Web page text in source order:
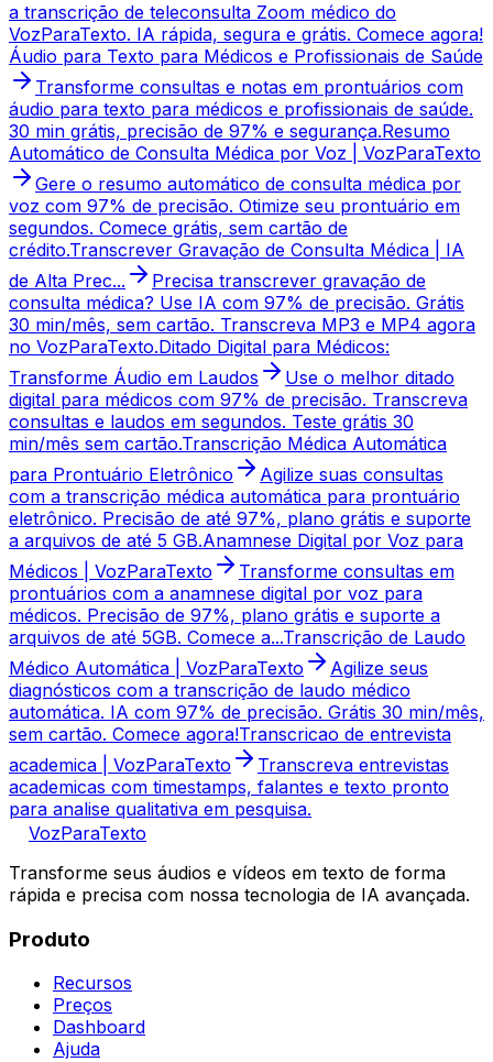
a transcrição de teleconsulta Zoom médico do
VozParaTexto. IA rápida, segura e grátis. Comece agora!
Áudio para Texto para Médicos e Profissionais de Saúde
Transforme consultas e notas em prontuários com
áudio para texto para médicos e profissionais de saúde.
30 min grátis, precisão de 97% e segurança.Resumo
Automático de Consulta Médica por Voz | VozParaTexto
Gere o resumo automático de consulta médica por
voz com 97% de precisão. Otimize seu prontuário em
segundos. Comece grátis, sem cartão de
crédito.Transcrever Gravação de Consulta Médica | IA
de Alta Prec...
Precisa transcrever gravação de
consulta médica? Use IA com 97% de precisão. Grátis
30 min/mês, sem cartão. Transcreva MP3 e MP4 agora
no VozParaTexto.Ditado Digital para Médicos:
Transforme Áudio em Laudos
Use o melhor ditado
digital para médicos com 97% de precisão. Transcreva
consultas e laudos em segundos. Teste grátis 30
min/mês sem cartão.Transcrição Médica Automática
para Prontuário Eletrônico
Agilize suas consultas
com a transcrição médica automática para prontuário
eletrônico. Precisão de até 97%, plano grátis e suporte
a arquivos de até 5 GB.Anamnese Digital por Voz para
Médicos | VozParaTexto
Transforme consultas em
prontuários com a anamnese digital por voz para
médicos. Precisão de 97%, plano grátis e suporte a
arquivos de até 5GB. Comece a...Transcrição de Laudo
Médico Automática | VozParaTexto
Agilize seus
diagnósticos com a transcrição de laudo médico
automática. IA com 97% de precisão. Grátis 30 min/mês,
sem cartão. Comece agora!Transcricao de entrevista
academica | VozParaTexto
Transcreva entrevistas
academicas com timestamps, falantes e texto pronto
para analise qualitativa em pesquisa.
VozParaTexto
Transforme seus áudios e vídeos em texto de forma
rápida e precisa com nossa tecnologia de IA avançada.
Produto
Recursos
Preços
Dashboard
Ajuda